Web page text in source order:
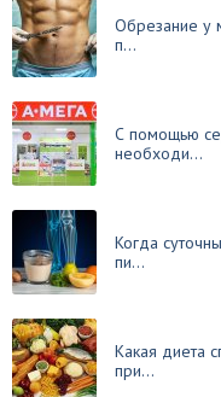
Обрезание у
п...
С помощью
необходи...
Когда
пи...
Какая диета
при...